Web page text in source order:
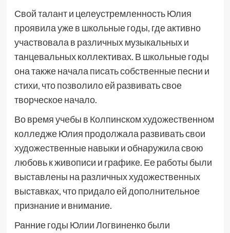
Свой талант и целеустремленность Юлия
проявила уже в школьные годы, где активно
участвовала в различных музыкальных и
танцевальных коллективах. В школьные годы
она также начала писать собственные песни и
стихи, что позволило ей развивать свое
творческое начало.
Во время учебы в Колпинском художественном
колледже Юлия продолжала развивать свои
художественные навыки и обнаружила свою
любовь к живописи и графике. Ее работы были
выставлены на различных художественных
выставках, что придало ей дополнительное
признание и внимание.
Ранние годы Юлии Логвиненко были